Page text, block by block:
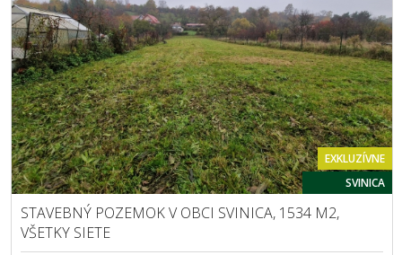
EXKLUZÍVNE
SVINICA
STAVEBNÝ POZEMOK V OBCI SVINICA, 1534 M2,
VŠETKY SIETE